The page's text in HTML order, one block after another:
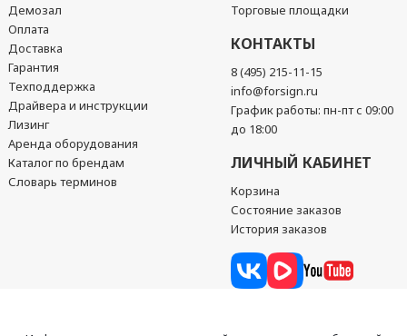
Демозал
Оплата
Доставка
Гарантия
Техподдержка
Драйвера и инструкции
Лизинг
Аренда оборудования
Каталог по брендам
Словарь терминов
Торговые площадки
КОНТАКТЫ
8 (495) 215-11-15
info@forsign.ru
График работы: пн-пт с 09:00
до 18:00
ЛИЧНЫЙ КАБИНЕТ
Корзина
Состояние заказов
История заказов